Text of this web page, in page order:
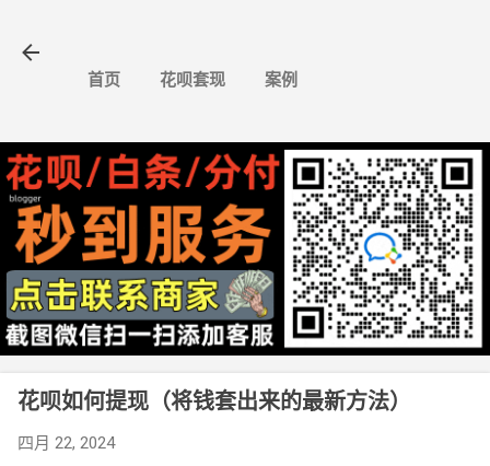
首页 花呗套现 案例
花呗如何提现（将钱套出来的最新方法）
四月 22, 2024